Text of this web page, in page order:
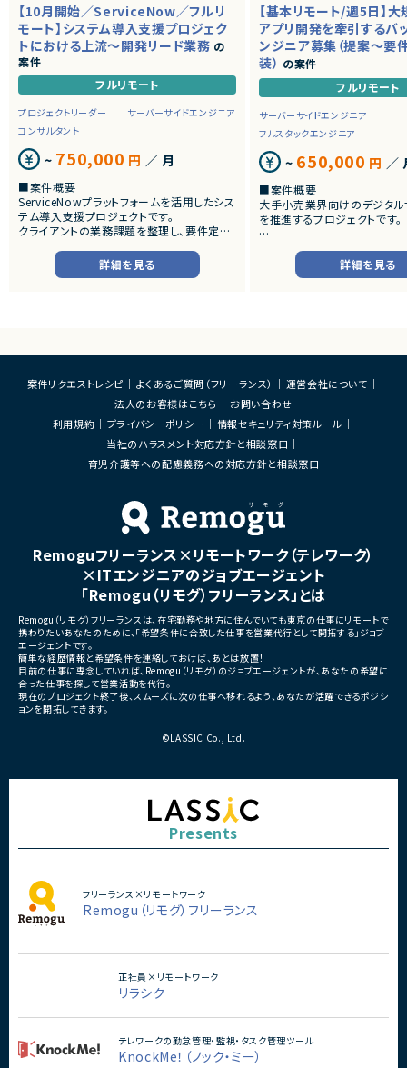
【10月開始／ServiceNow／フルリ
モート】システム導入支援プロジェク
トにおける上流～開発リード業務 の
案件
フルリモート
プロジェクトリーダー
サーバーサイドエンジニア
コンサルタント
~ 750,000 円 ／ 月
■案件概要
ServiceNowプラットフォームを活用したシス
テム導入支援プロジェクトです。
クライアントの業務課題を整理し、要件定義
だきます。
・詳細設計書、テスト仕様書等のドキュメント
作成
・成果物レビューおよび品質管理
・開発メンバーへの技術支援、進捗管理
・少人数体制でのプロジェクト推進
プロジェクト拡大に伴う増員募集
詳細を見る
【基本リモート/週5日】
アプリ開発を牽引するバ
ンジニア募集（提案～要
装） の案件
フルリモート
サーバーサイドエンジニア
フルスタックエンジニア
~ 650,000 円 ／
■案件概要
大手小売業界向けのデジタ
を推進するプロジェクトです。
■プロダクトやサービスの概
・店舗向けスマホアプリおよ
システムの継続的なエンハ
・要件整理および要件定義支
・バックエンドシステムの設計
・コードレビューの実施
・リリース対応および品質向
・技術課題に対する検討、提
・ステークホルダーとの調整
ケーション
・サービスの継続的な機能拡
募集
■担当工程
・要件定義
・基本設計
・詳細設計
・テスト
・リリース対応
■その他補足
・全体約100名規模の大型プ
詳細を見る
案件リクエストレシピ よくあるご質問（フリーランス）
運営会社について
法人のお客様はこちら
お問い合わせ
利用規約
プライバシーポリシー
情報セキュリティ対策ルール
当社のハラスメント対応方針と相談窓口
育児介護等への配慮義務への対応方針と相談窓口
Remoguフリーランス×リモートワーク（テレワーク）
×ITエンジニアのジョブエージェント
「Remogu（リモグ）フリーランス」とは
Remogu（リモグ）フリーランスは、在宅勤務や地方に住んでいても東京の仕事にリモートで
携わりたいあなたのために、「希望条件に合致した仕事を営業代行として開拓する」ジョブ
エージェントです。
簡単な経歴情報と希望条件を連絡しておけば、あとは放置！
目前の仕事に専念していれば、Remogu（リモグ）のジョブエージェントが、あなたの希望に
合った仕事を探して営業活動を代行。
現在のプロジェクト終了後、スムーズに次の仕事へ移れるよう、あなたが活躍できるポジシ
ョンを開拓してきます。
©LASSIC Co., Ltd.
Presents
フリーランス×リモートワーク
Remogu（リモグ）フリーランス
正社員×リモートワーク
リラシク
テレワークの勤怠管理・監視・タスク管理ツール
KnockMe！（ノック・ミー）